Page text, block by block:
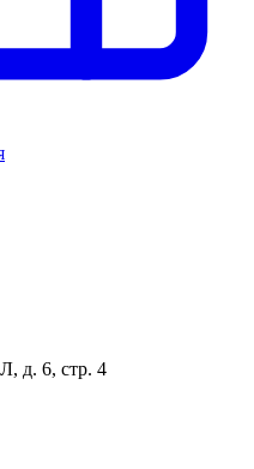
д. 6, стр. 4